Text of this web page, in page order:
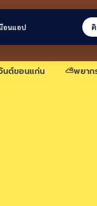
แก่นลิงก์
นต์ขอนแก่น ⛅พยา
อนแอป